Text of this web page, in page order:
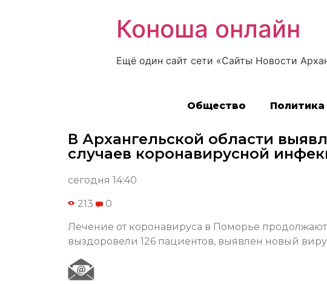
Коноша онлайн
Ещё один сайт сети «Сайты Новости
Общество Политика
В Архангельской области
случаев коронавирусной
сегодня 14:40
213 0
Лечение от коронавируса в Поморье продолжают
выздоровели 126 пациентов, выявлен новый